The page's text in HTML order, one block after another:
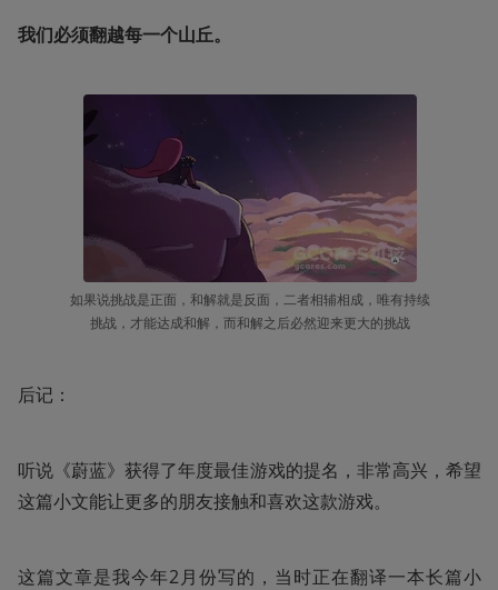
我们必须翻越每一个山丘。
如果说挑战是正面，和解就是反面，二者相辅相成，唯有持续
挑战，才能达成和解，而和解之后必然迎来更大的挑战
后记：
听说《蔚蓝》获得了年度最佳游戏的提名，非常高兴，希望
这篇小文能让更多的朋友接触和喜欢这款游戏。
这篇文章是我今年2月份写的，当时正在翻译一本长篇小